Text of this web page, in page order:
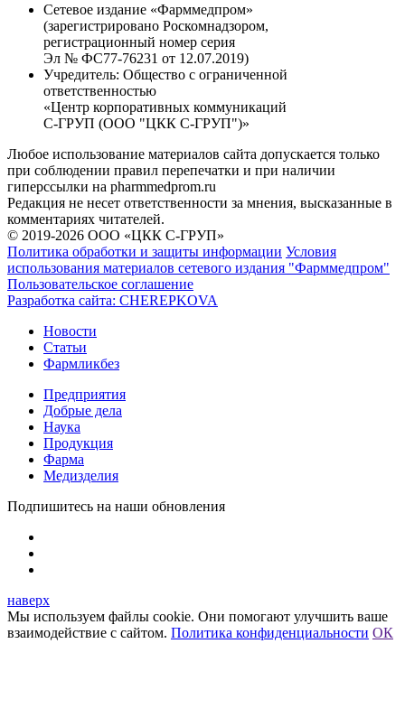
Сетевое издание «Фарммедпром»
(зарегистрировано Роскомнадзором,
регистрационный номер серия
Эл № ФС77-76231 от 12.07.2019)
Учредитель: Общество с ограниченной
ответственностью
«Центр корпоративных коммуникаций
С-ГРУП (ООО "ЦКК С-ГРУП")»
Любое использование материалов сайта допускается только
при соблюдении правил перепечатки и при наличии
гиперссылки на pharmmedprom.ru
Редакция не несет ответственности за мнения, высказанные в
комментариях читателей.
© 2019-2026 ООО «ЦКК С-ГРУП»
Политика обработки и защиты информации Условия
использования материалов сетевого издания "Фарммедпром"
Пользовательское соглашение
Разработка сайта: CHEREPKOVA
Новости
Статьи
Фармликбез
Предприятия
Добрые дела
Наука
Продукция
Фарма
Медизделия
Подпишитесь на наши обновления
наверх
Мы используем файлы cookie. Они помогают улучшить ваше
взаимодействие с сайтом. Политика конфиденциальности ОК